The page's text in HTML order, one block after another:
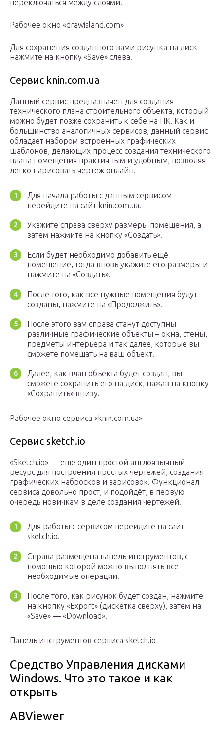
переключаться между слоями.
Рабочее окно «drawisland.com»
Для сохранения созданного вами рисунка на диск
нажмите на кнопку «Save» слева.
Сервис knin.com.ua
Данный сервис предназначен для создания
технического плана строительного объекта, который
можно будет позже сохранить к себе на ПК. Как и
большинство аналогичных сервисов, данный сервис
обладает набором встроенных графических
шаблонов, делающих процесс создания технического
плана помещения практичным и удобным, позволяя
легко нарисовать чертёж онлайн.
Для начала работы с данным сервисом
перейдите на сайт knin.com.ua.
Укажите справа сверху размеры помещения, а
затем нажмите на кнопку «Создать».
Если будет необходимо добавить ещё
помещение, тогда вновь укажите его размеры и
нажмите на «Создать».
После того, как все нужные помещения будут
созданы, нажмите на «Продолжить».
После этого вам справа станут доступны
различные графические объекты – окна, стены,
предметы интерьера и так далее, которые вы
сможете помещать на ваш объект.
Далее, как план объекта будет создан, вы
сможете сохранить его на диск, нажав на кнопку
«Сохранить» внизу.
Рабочее окно сервиса «knin.com.ua»
Сервис sketch.io
«Sketch.io» — ещё один простой англоязычный
ресурс для построения простых чертежей, создания
графических набросков и зарисовок. Функционал
сервиса довольно прост, и подойдёт, в первую
очередь новичкам в деле создания чертежей.
Для работы с сервисом перейдите на сайт
sketch.io.
Справа размещена панель инструментов, с
помощью которой можно выполнять все
необходимые операции.
После того, как рисунок будет создан, нажмите
на кнопку «Export» (дискетка сверху), затем на
«Save» — «Download».
Панель инструментов сервиса sketch.io
Средство Управления дисками
Windows. Что это такое и как
открыть
ABViewer